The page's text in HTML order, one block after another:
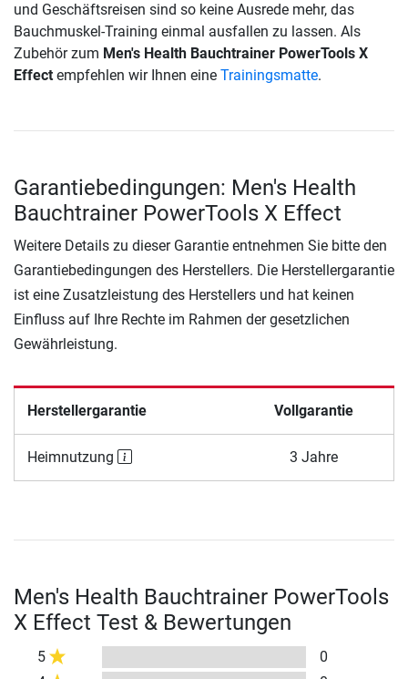
und Geschäftsreisen sind so keine Ausrede mehr, das
Bauchmuskel-Training einmal ausfallen zu lassen. Als
Zubehör zum Men's Health Bauchtrainer PowerTools X
Effect empfehlen wir Ihnen eine Trainingsmatte.
Garantiebedingungen: Men's Health
Bauchtrainer PowerTools X Effect
Weitere Details zu dieser Garantie entnehmen Sie bitte den
Garantiebedingungen des Herstellers. Die Herstellergarantie
ist eine Zusatzleistung des Herstellers und hat keinen
Einfluss auf Ihre Rechte im Rahmen der gesetzlichen
Gewährleistung.
Herstellergarantie Vollgarantie
Heimnutzung 3 Jahre
Men's Health Bauchtrainer PowerTools
X Effect Test & Bewertungen
5
0